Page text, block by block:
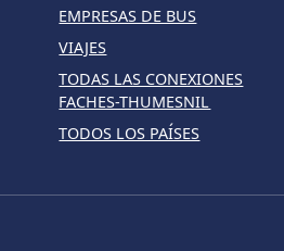
EMPRESAS DE BUS
VIAJES
TODAS LAS CONEXIONES
FACHES-THUMESNIL
TODOS LOS PAÍSES